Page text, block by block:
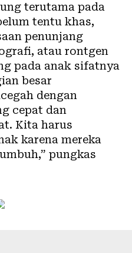
terutama pada
tentu khas,
penunjang
atau rontgen
pada anak sifatnya
besar
dengan
cepat dan
Kita harus
karena mereka
pungkas